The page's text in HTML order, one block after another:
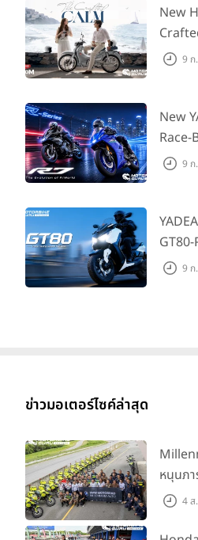
555 คั
New
ประเทศ
9 ก
New
Race-
แข่งสู่9 ก
GT80-
ปลอด9 ก
ข่าวมอเตอร์ไซค์ล่าสุด
หนุนภ
BMW4 ส